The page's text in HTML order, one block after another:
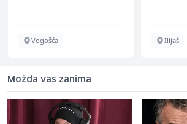
Vogošća Ilijaš
Možda vas zanima